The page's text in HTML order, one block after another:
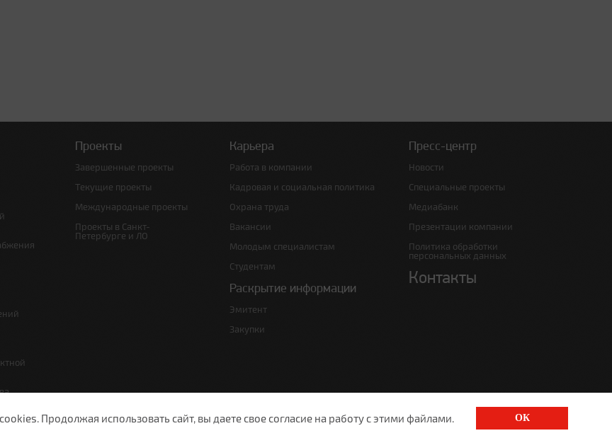
Проекты
Завершенные проекты
Текущие проекты
Международные проекты
Проекты в Санкт-
Петербурге и ЛО
Карьера
Работа в компании
Кадровая и социальная политика
Охрана труда
Вакансии
Молодым специалистам
Студентам
Раскрытие информации
Эмитент
Закупки
Пресс-центр
Новости
Специальные проекты
Медиабанк
Презентации компании
Политика обработки
персональных данных
Контакты
Продолжая использовать сайт, вы даете свое согласие на работу с этими файлами. ОК